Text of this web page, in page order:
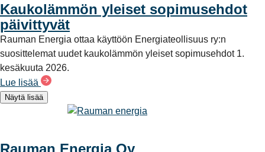
Kaukolämmön yleiset sopimusehdot
päivittyvät
Rauman Energia ottaa käyttöön Energiateollisuus ry:n
suosittelemat uudet kaukolämmön yleiset sopimusehdot 1.
kesäkuuta 2026.
Lue lisää
Näytä lisää
Rauman Energia Oy